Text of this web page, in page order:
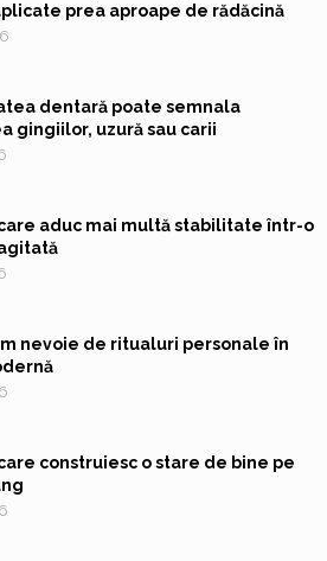
prea aproape de rădăcină
dentară poate semnala
gingiilor, uzură sau carii
aduc mai multă stabilitate într-o
nevoie de ritualuri personale în
construiesc o stare de bine pe